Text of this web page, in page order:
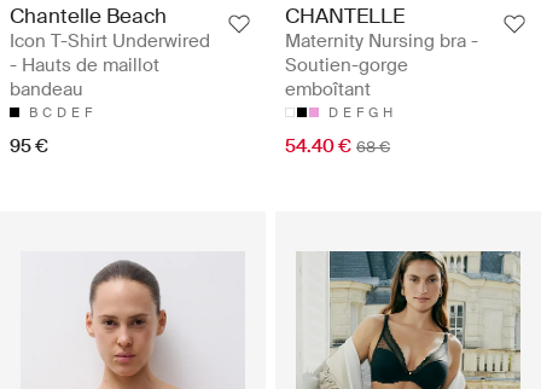
Chantelle Beach
Icon T-Shirt Underwired
- Hauts de maillot
bandeau
B C D E F
95 €
CHANTELLE
Maternity Nursing bra -
Soutien-gorge
emboîtant
D E F G H
54.40 € 68 €